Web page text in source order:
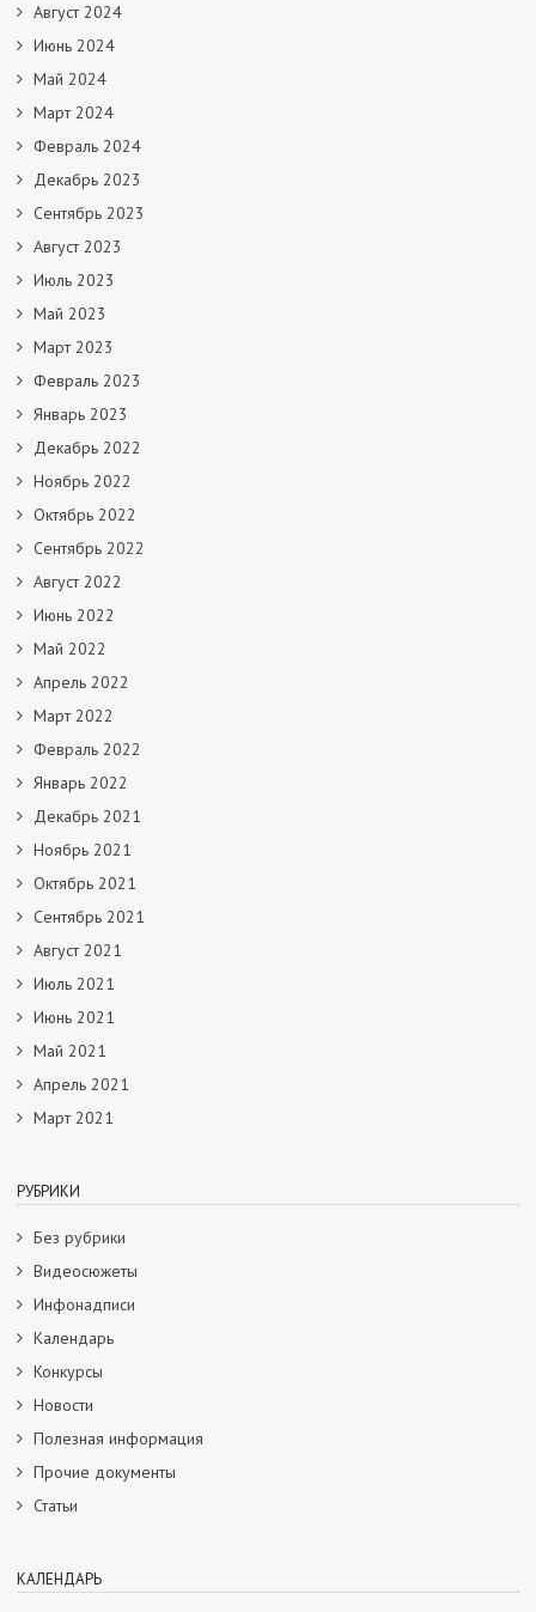
Август 2024
Июнь 2024
Май 2024
Март 2024
Февраль 2024
Декабрь 2023
Сентябрь 2023
Август 2023
Июль 2023
Май 2023
Март 2023
Февраль 2023
Январь 2023
Декабрь 2022
Ноябрь 2022
Октябрь 2022
Сентябрь 2022
Август 2022
Июнь 2022
Май 2022
Апрель 2022
Март 2022
Февраль 2022
Январь 2022
Декабрь 2021
Ноябрь 2021
Октябрь 2021
Сентябрь 2021
Август 2021
Июль 2021
Июнь 2021
Май 2021
Апрель 2021
Март 2021
РУБРИКИ
Без рубрики
Видеосюжеты
Инфонадписи
Календарь
Конкурсы
Новости
Полезная информация
Прочие документы
Статьи
КАЛЕНДАРЬ